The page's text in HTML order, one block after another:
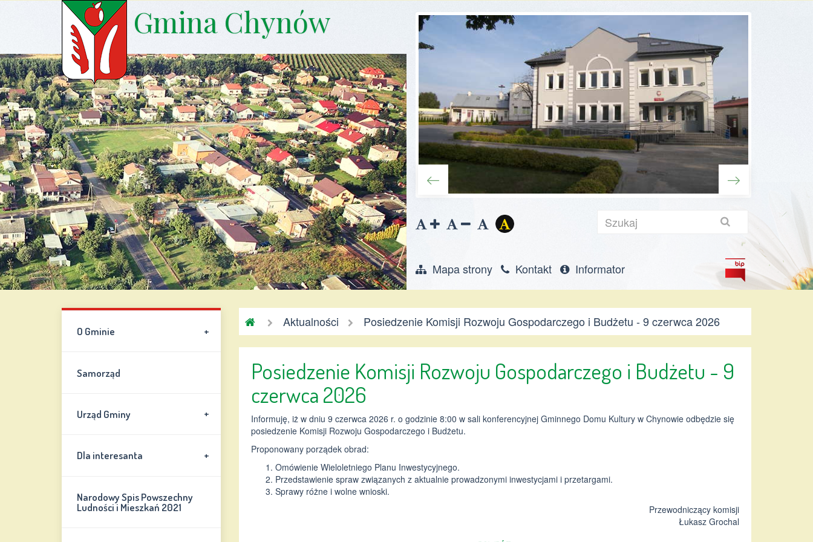
Gmina Chynów
ZwiększZmniejszZresetuj
Wersja
Szukaj
Mapa strony Kontakt Informator
+
O Gminie
Samorząd
+
Urząd Gminy
+
Dla interesanta
Narodowy Spis Powszechny
Ludności i Mieszkań 2021
Gmina
Chynów
Aktualności Posiedzenie Komisji Rozwoju Gospodarczego i Budżetu - 9 czerwca 2026
Posiedzenie Komisji Rozwoju Gospodarczego i Budżetu - 9
czerwca 2026
Informuję, iż w dniu 9 czerwca 2026 r. o godzinie 8:00 w sali konferencyjnej Gminnego Domu Kultury w Chynowie odbędzie się
posiedzenie Komisji Rozwoju Gospodarczego i Budżetu.
Proponowany porządek obrad:
Omówienie Wieloletniego Planu Inwestycyjnego.
Przedstawienie spraw związanych z aktualnie prowadzonymi inwestycjami i przetargami.
Sprawy różne i wolne wnioski.
Przewodniczący komisji
Łukasz Grochal